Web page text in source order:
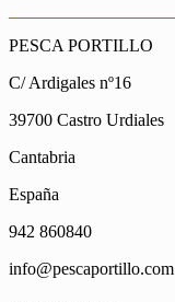
PESCA PORTILLO
C/ Ardigales nº16
39700 Castro Urdiales
Cantabria
España
942 860840
info@pescaportillo.com